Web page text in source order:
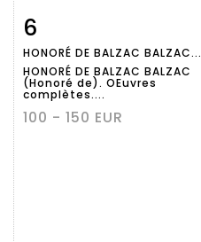
détaillée
6
HONORÉ DE BALZAC BALZAC...
HONORÉ DE BALZAC BALZAC
(Honoré de). OEuvres
complètes....
100 - 150 EUR